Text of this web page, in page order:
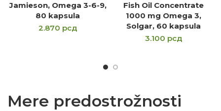
Jamieson, Omega 3-6-9,
80 kapsula
2.870 рсд
Fish Oil Concentrate
1000 mg Omega 3,
Solgar, 60 kapsula
3.100 рсд
Mere predostrožnosti